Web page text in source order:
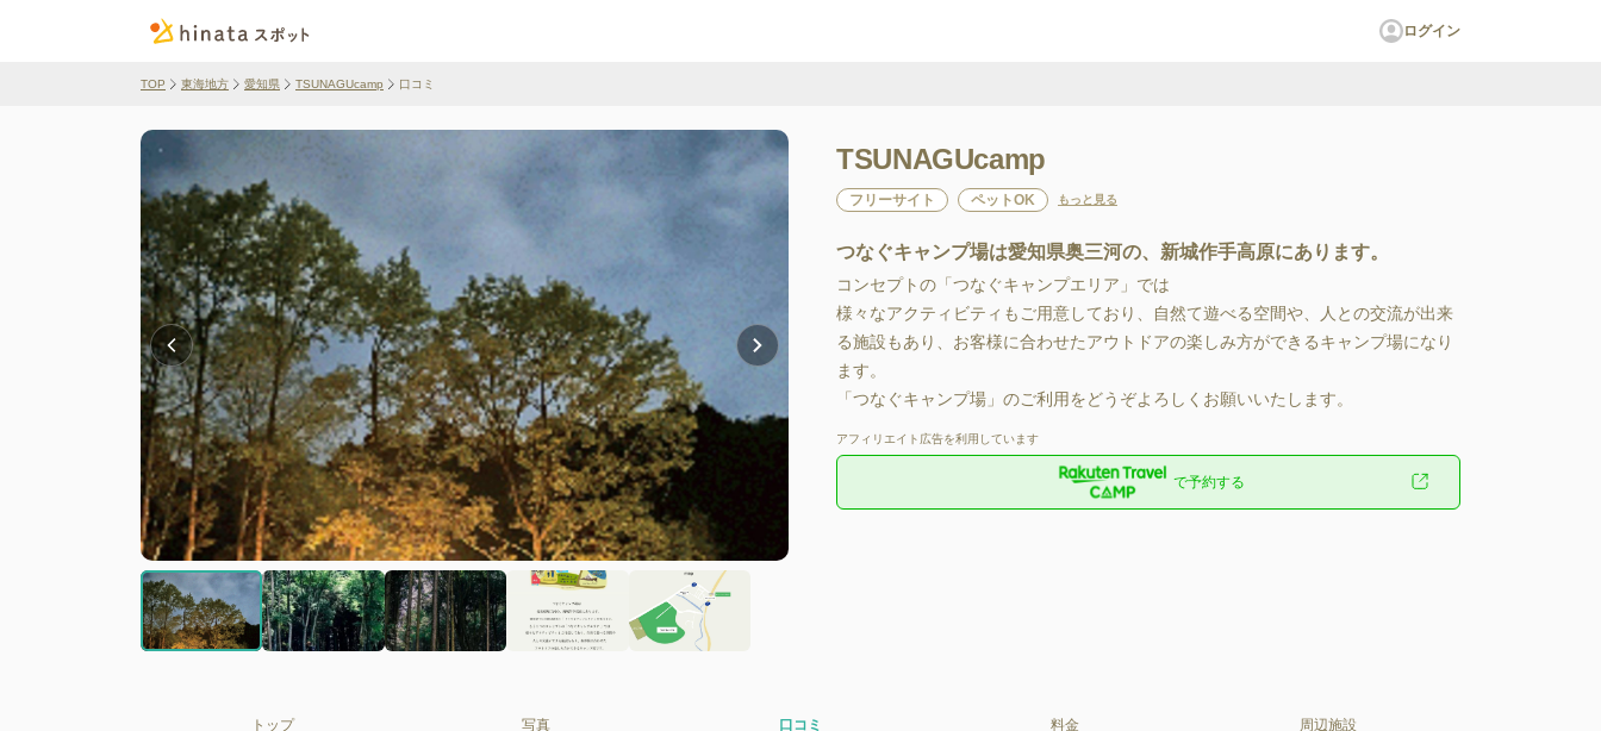
ログイン
TOP 東海地方 愛知県 TSUNAGUcamp 口コミ
TSUNAGUcamp
フリーサイト ペットOK もっと見る
つなぐキャンプ場は愛知県奥三河の、新城作手高原にあります。
コンセプトの「つなぐキャンプエリア」では
様々なアクティビティもご用意しており、自然て遊べる空間や、人との交流が出来
る施設もあり、お客様に合わせたアウトドアの楽しみ方ができるキャンプ場になり
ます。
「つなぐキャンプ場」のご利用をどうぞよろしくお願いいたします。
アフィリエイト広告を利用しています
で予約する
トップ 写真 口コミ 料金 周辺施設